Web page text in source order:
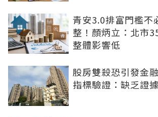
青安3.0排富門檻不
整！顏炳立：北市
整體影響低
股房雙殺恐引發金
指標驗證：缺乏證